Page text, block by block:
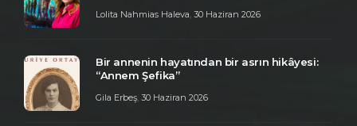
Lolita Nahmias Haleva, 30 Haziran 2026
Bir annenin hayatından bir asrın hikâyesi:
“Annem Şefika”
Gila Erbeş, 30 Haziran 2026